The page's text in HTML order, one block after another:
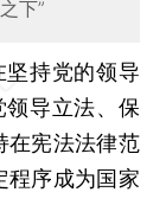
下”
坚持党的领导
领导立法、保
在宪法法律范
程序成为国家